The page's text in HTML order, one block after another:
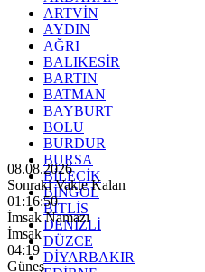
ARTVİN
AYDIN
AĞRI
BALIKESİR
BARTIN
BATMAN
BAYBURT
BOLU
BURDUR
BURSA
BİLECİK
BİNGÖL
BİTLİS
DENİZLİ
DÜZCE
DİYARBAKIR
08.08.2026
Sonraki Vakte Kalan
01:16:48
İmsak Namazı
İmsak
04:19
Güneş